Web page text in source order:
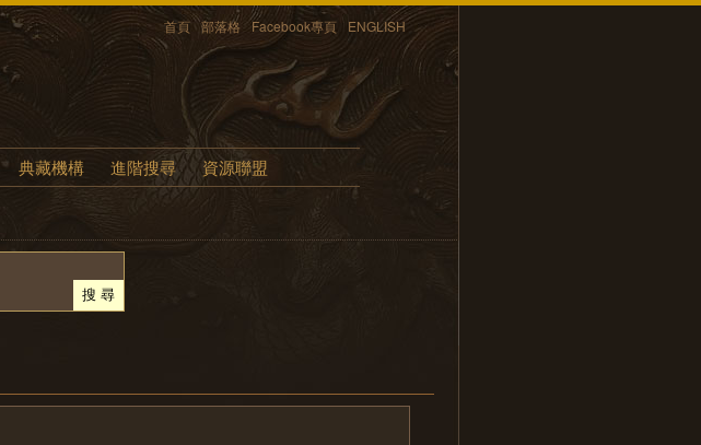
首頁 部落格 Facebook專頁 ENGLISH
典藏機構 進階搜尋 資源聯盟